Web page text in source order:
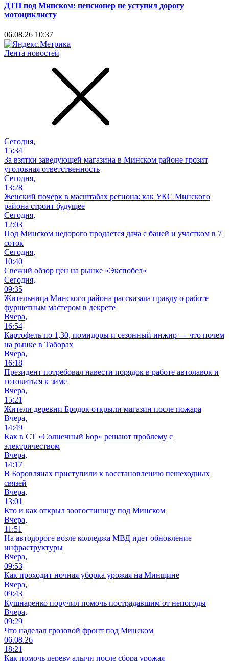
ДТП под Минском: пенсионер не уступил дорогу
мотоциклисту
06.08.26 10:37
Лента новостей
Сегодня,
15:34
За взятки заведующей магазина в Минском районе грозит
уголовная ответственность
Сегодня,
13:28
Женский почерк в масштабах региона: как УКС Минского
района строит будущее
Сегодня,
12:03
Под Минском недорого продается дача с баней и участком в 7
соток
Сегодня,
10:40
Свежий обзор цен на рынке «Экспобел»
Сегодня,
09:35
Жительница Минского района рассказала правду о работе
фуршетным мастером в декрете
Вчера,
16:54
Картофель по 1,30, помидоры и сезонный инжир — что почем
на рынке в Таборах
Вчера,
16:18
Президент потребовал навести порядок в работе автолавок и
готовиться к зиме
Вчера,
15:21
Жители деревни Бродок открыли магазин после пожара
Вчера,
14:49
Как в СТ «Солнечный Бор» решают проблему с
электричеством
Вчера,
14:17
В Боровлянах приступили к восстановлению пешеходных
связей
Вчера,
13:01
Кто и как открыл зоогостиницу под Минском
Вчера,
11:51
На автодороге возле колледжа МВД идет обновление
инфраструктуры
Вчера,
09:53
Как проходит ночная уборка урожая на Минщине
Вчера,
09:43
Кушнаренко поручил помочь пострадавшим от непогоды
Вчера,
09:29
Что наделал грозовой фронт под Минском
06.08.26
18:21
Как помочь дереву алычи после сбора урожая